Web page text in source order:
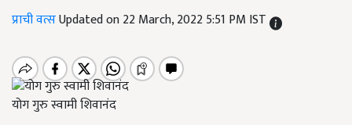
प्राची वत्सUpdated on 22 March, 2022 5:51 PM IST
योग गुरु स्वामी शिवानंद